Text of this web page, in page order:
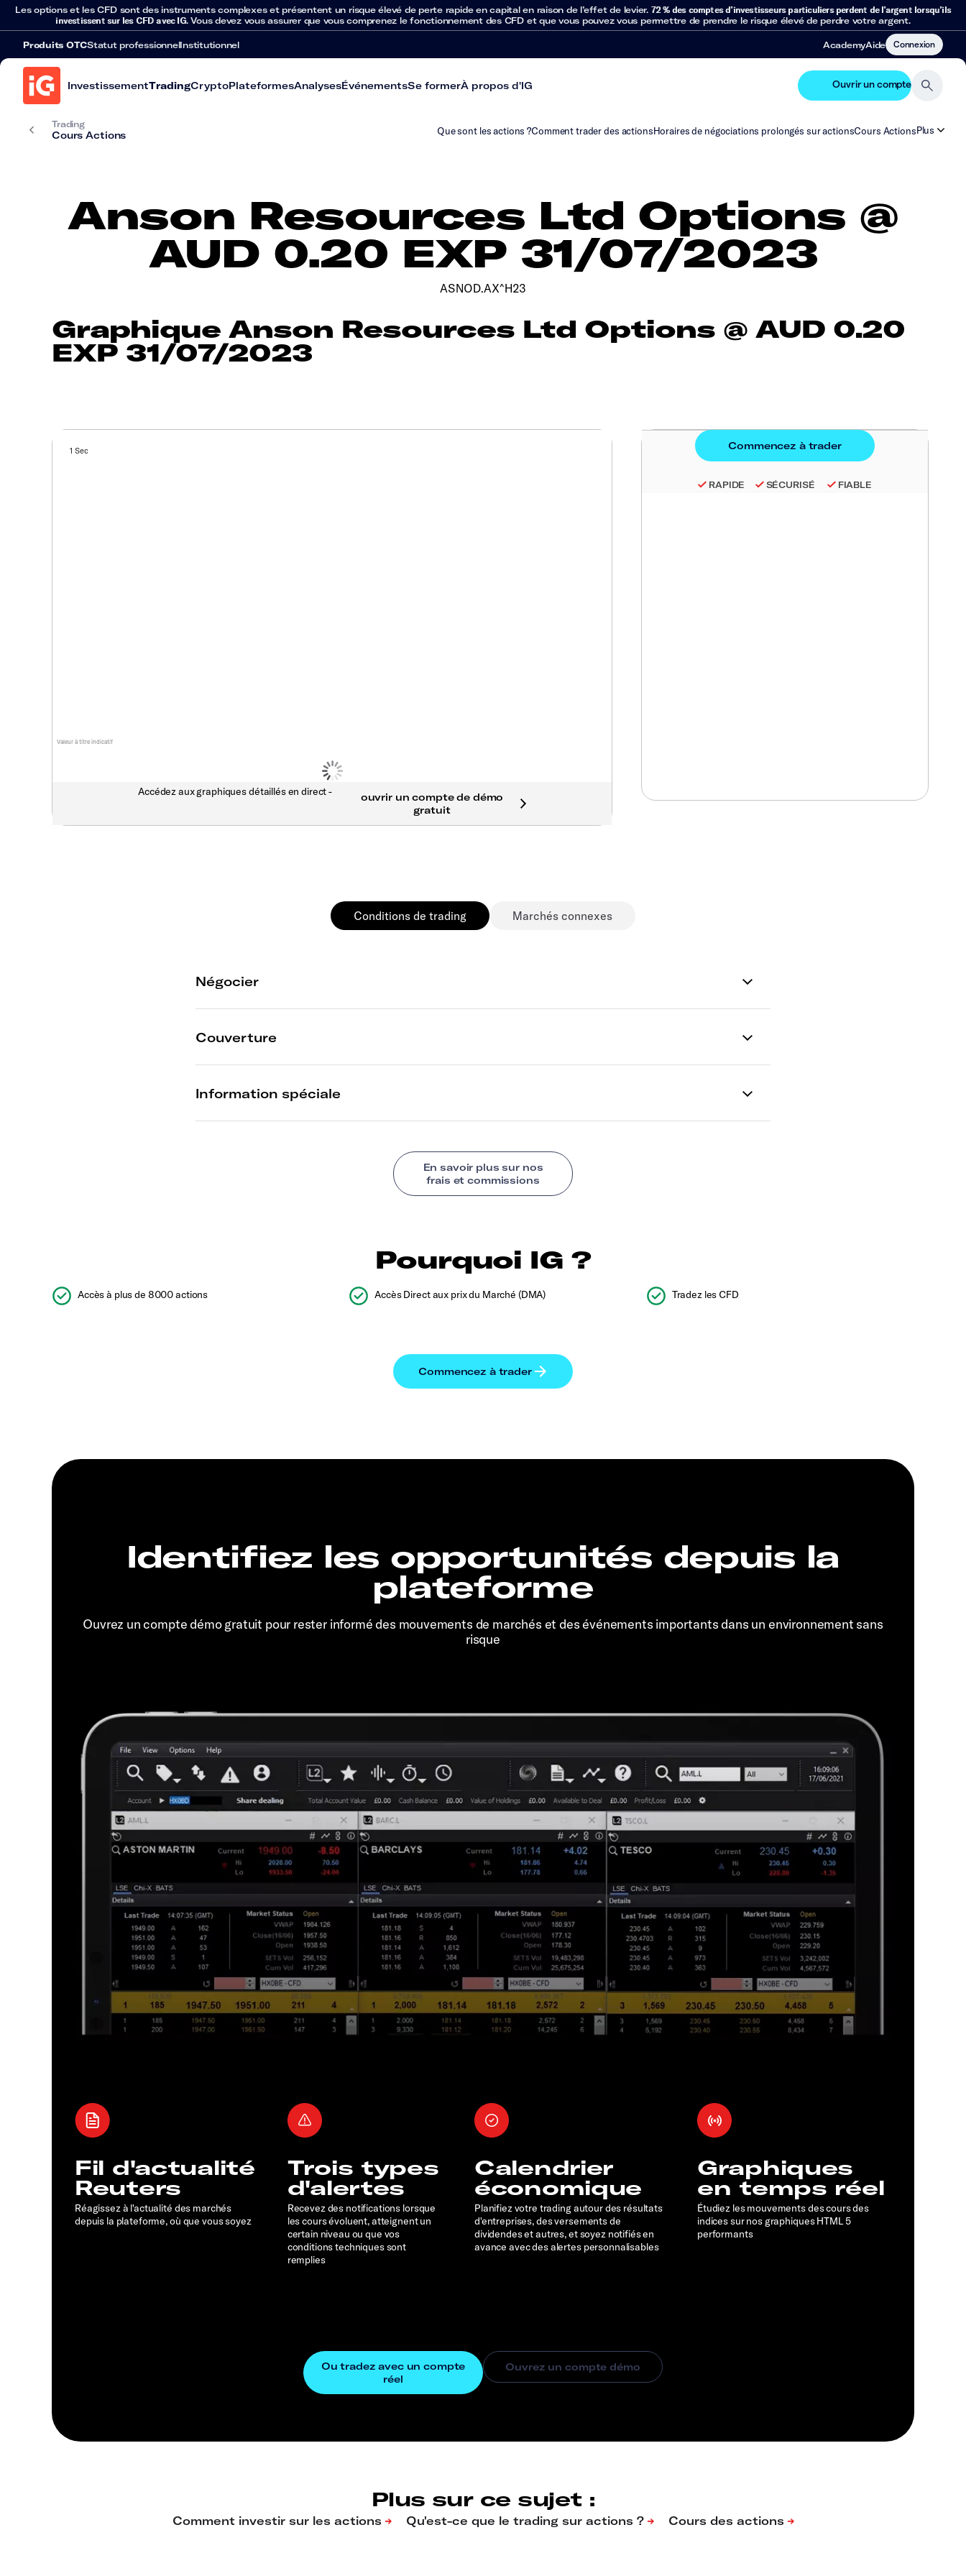
Les options et les CFD sont des instruments complexes et présentent un risque élevé de perte rapide en capital en raison de l’effet de levier. 72 % des comptes d’investisseurs particuliers perdent de l’argent lorsqu’ils
investissent sur les CFD avec IG. Vous devez vous assurer que vous comprenez le fonctionnement des CFD et que vous pouvez vous permettre de prendre le risque élevé de perdre votre argent.
Produits OTCStatut professionnelInstitutionnel AcademyAide Connexion
InvestissementTradingCryptoPlateformesAnalysesÉvénementsSe formerÀ propos d'IG Ouvrir un compte
Trading
Cours Actions Que sont les actions ?Comment trader des actionsHoraires de négociations prolongés sur actionsCours ActionsPlus
Anson Resources Ltd Options @
AUD 0.20 EXP 31/07/2023
ASNOD.AX^H23
Graphique Anson Resources Ltd Options @ AUD 0.20
EXP 31/07/2023
Valeur à titre indicatif
1 Sec
Accédez aux graphiques détaillés en direct -
RAPIDE SÉCURISÉ FIABLE
Conditions de trading Marchés connexes
Pourquoi IG ?
Accès à plus de 8000 actions Accès Direct aux prix du Marché (DMA) Tradez les CFD
Identifiez les opportunités depuis la
plateforme
Ouvrez un compte démo gratuit pour rester informé des mouvements de marchés et des événements importants dans un environnement sans
risque
Fil d'actualité
Reuters
Réagissez à l'actualité des marchés
depuis la plateforme, où que vous soyez
Trois types
d'alertes
Recevez des notifications lorsque
les cours évoluent, atteignent un
certain niveau ou que vos
conditions techniques sont
remplies
Calendrier
économique
Planifiez votre trading autour des résultats
d'entreprises, des versements de
dividendes et autres, et soyez notifiés en
avance avec des alertes personnalisables
Graphiques
en temps réel
Étudiez les mouvements des cours des
indices sur nos graphiques HTML 5
performants
Plus sur ce sujet :